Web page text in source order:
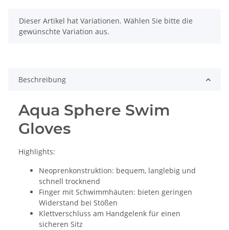
x
Dieser Artikel hat Variationen. Wählen Sie bitte die
gewünschte Variation aus.
Beschreibung
Aqua Sphere Swim
Gloves
Highlights:
Neoprenkonstruktion: bequem, langlebig und
schnell trocknend
Finger mit Schwimmhäuten: bieten geringen
Widerstand bei Stößen
Klettverschluss am Handgelenk für einen
sicheren Sitz